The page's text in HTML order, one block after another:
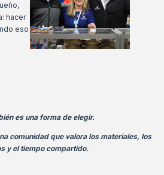
hacer
eso
es una forma de elegir.
comunidad que valora los materiales, los
y el tiempo compartido.